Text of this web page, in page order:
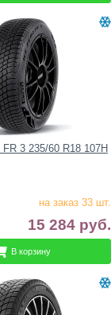
3 235/60 R18 107H
на заказ 33 шт.
15 284 руб.
В корзину